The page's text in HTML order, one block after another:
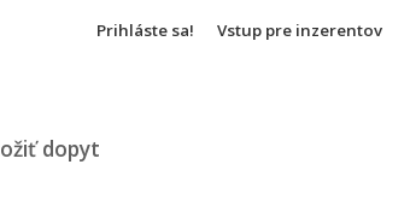
Prihláste sa! Vstup pre inzerentov
dopyt